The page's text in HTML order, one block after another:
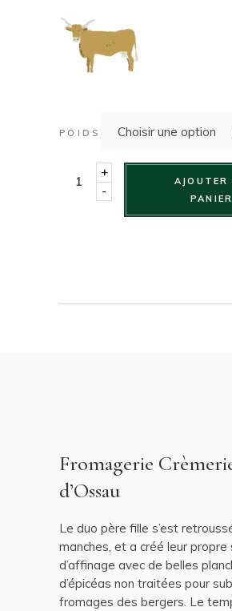
POIDS Choisir une option
-
+
AJOUTER
PANIER
Fromagerie
d’Ossau
Le duo père fille s’est
manches, et a créé leur propre
d’affinage avec de belles
d’épicéas non traitées pour
fromages des bergers. Le